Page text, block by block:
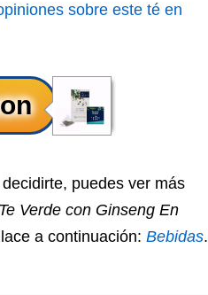
sobre este té en
puedes ver más
Verde con Ginseng En
a continuación: Bebidas.